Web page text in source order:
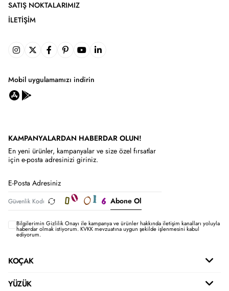
SATIŞ NOKTALARIMIZ
İLETIŞIM
Mobil uygulamamızı indirin
KAMPANYALARDAN HABERDAR OLUN!
En yeni ürünler, kampanyalar ve size özel fırsatlar
için e-posta adresinizi giriniz.
Abone Ol
Bilgilerimin Gizlilik Onayı ile kampanya ve ürünler hakkında iletişim kanalları yoluyla
haberdar olmak istiyorum.KVKK mevzuatına uygun şekilde işlenmesini kabul
ediyorum.
KOÇAK
YÜZÜK